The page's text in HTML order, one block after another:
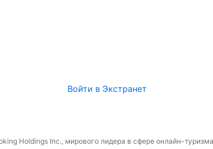
Войти в Экстранет
Holdings Inc., мирового лидера в сфере онлайн-